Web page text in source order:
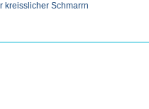
kreisslicher Schmarrn